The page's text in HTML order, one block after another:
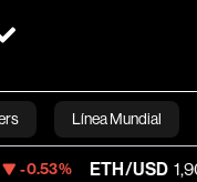
Línea Mundial
Bloomberg
ETH/USD 1,906.625 -